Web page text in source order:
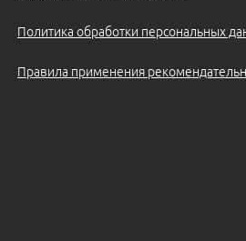
Политика обработки персональных
Правила применения